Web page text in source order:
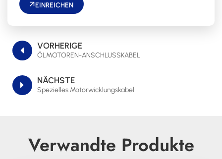
EINREICHEN
VORHERIGE
ÖLMOTOREN-ANSCHLUSSKABEL
NÄCHSTE
Spezielles Motorwicklungskabel
Verwandte Produkte